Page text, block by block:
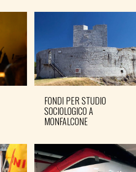
FONDI PER STUDIO
SOCIOLOGICO A
MONFALCONE